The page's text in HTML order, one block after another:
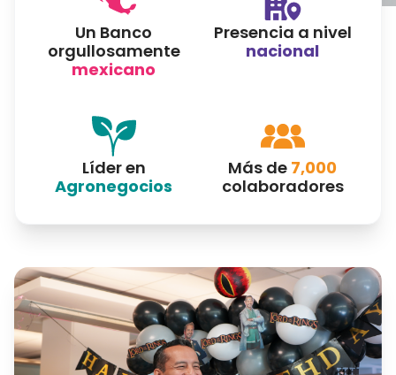
Un Banco
orgullosamente
mexicano
Presencia a nivel
nacional
Líder en
Agronegocios
Más de 7,000
colaboradores